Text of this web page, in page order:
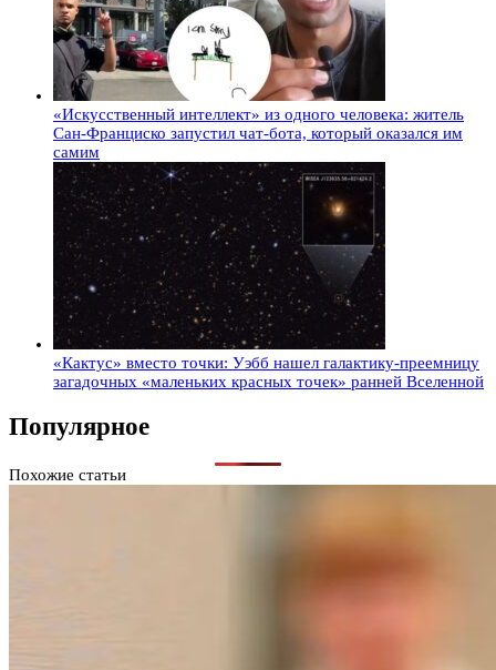
«Искусственный интеллект» из одного человека: житель
Сан-Франциско запустил чат-бота, который оказался им
самим
«Кактус» вместо точки: Уэбб нашел галактику-преемницу
загадочных «маленьких красных точек» ранней Вселенной
Популярное
Похожие статьи